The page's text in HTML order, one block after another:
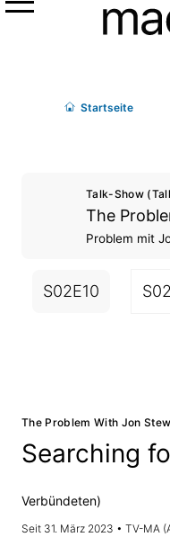
Menü
Startseite
Talk-Show
The
Problem mit
S02E10
The Problem With Jon
Searching
Verbündeten)
Seit 31. März 2023 • TV-MA